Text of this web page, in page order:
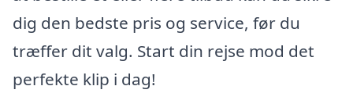
dig den bedste pris og service, før du
træffer dit valg. Start din rejse mod det
perfekte klip i dag!